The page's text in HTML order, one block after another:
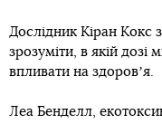
Дослідник Кіран Кокс
зрозуміти, в якій дозі
впливати на здоровʼя.
Леа Бенделл,